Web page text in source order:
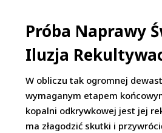
Próba Naprawy
Iluzja
W obliczu tak ogromnej
wymaganym etapem
kopalni odkrywkowej jest jej
ma złagodzić skutki i